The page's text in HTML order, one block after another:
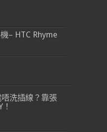
– HTC Rhyme
洗插線？靠張